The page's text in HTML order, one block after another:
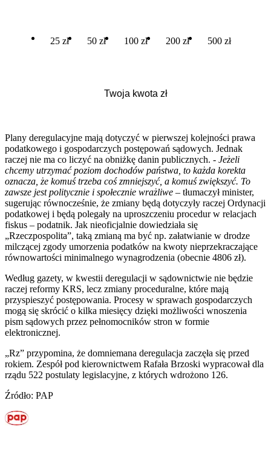
25 zł 50 zł 100 zł 200 zł 500 zł
Plany deregulacyjne mają dotyczyć w pierwszej kolejności prawa
podatkowego i gospodarczych postępowań sądowych. Jednak
raczej nie ma co liczyć na obniżkę danin publicznych. - Jeżeli
chcemy utrzymać poziom dochodów państwa, to każda korekta
oznacza, że komuś trzeba coś zmniejszyć, a komuś zwiększyć. To
zawsze jest politycznie i społecznie wrażliwe – tłumaczył minister,
sugerując równocześnie, że zmiany będą dotyczyły raczej Ordynacji
podatkowej i będą polegały na uproszczeniu procedur w relacjach
fiskus – podatnik. Jak nieoficjalnie dowiedziała się
„Rzeczpospolita”, taką zmianą ma być np. załatwianie w drodze
milczącej zgody umorzenia podatków na kwoty nieprzekraczające
równowartości minimalnego wynagrodzenia (obecnie 4806 zł).
Według gazety, w kwestii deregulacji w sądownictwie nie będzie
raczej reformy KRS, lecz zmiany proceduralne, które mają
przyspieszyć postępowania. Procesy w sprawach gospodarczych
mogą się skrócić o kilka miesięcy dzięki możliwości wnoszenia
pism sądowych przez pełnomocników stron w formie
elektronicznej.
„Rz” przypomina, że domniemana deregulacja zaczęła się przed
rokiem. Zespół pod kierownictwem Rafała Brzoski wypracował dla
rządu 522 postulaty legislacyjne, z których wdrożono 126.
Źródło: PAP